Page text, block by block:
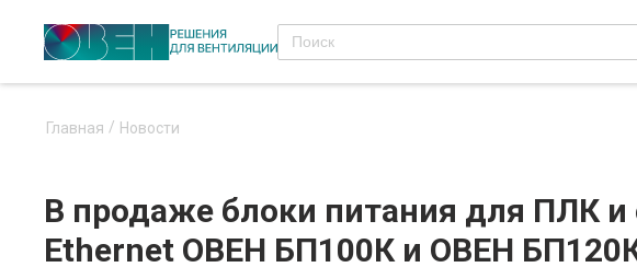
Главная Новости
В продаже блоки питания для ПЛК
Ethernet ОВЕН БП100К и ОВЕН